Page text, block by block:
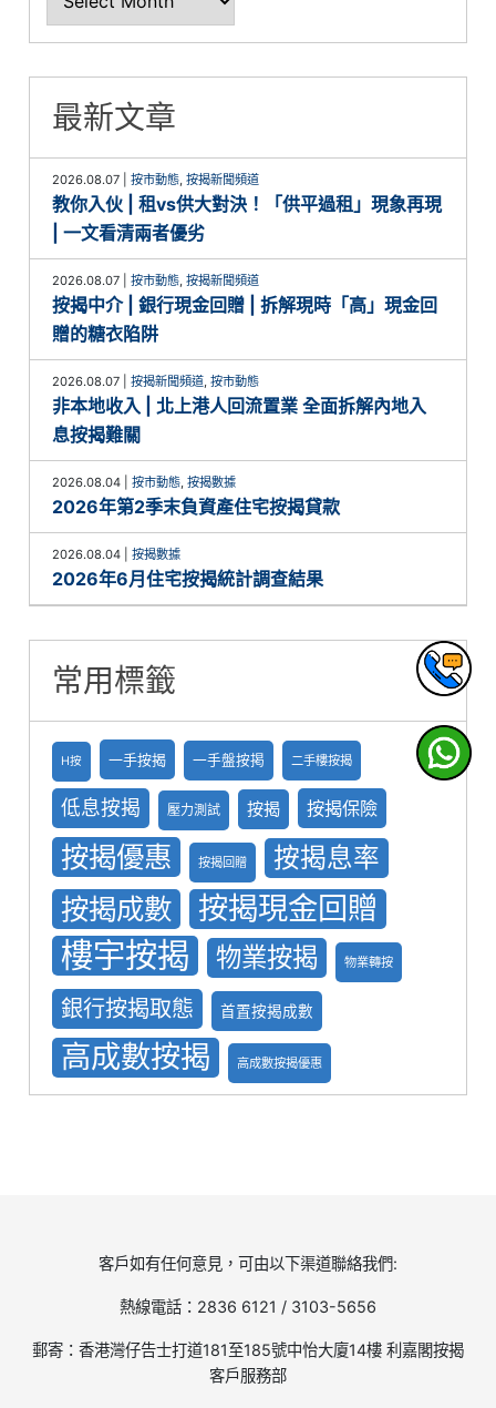
最新文章
2026.08.07 |按市動態,按揭新聞頻道
教你入伙 | 租vs供大對決！「供平過租」現象再現
| 一文看清兩者優劣
2026.08.07 |按市動態,按揭新聞頻道
按揭中介 | 銀行現金回贈 | 拆解現時「高」現金回
贈的糖衣陷阱
2026.08.07 |按揭新聞頻道,按市動態
非本地收入 | 北上港人回流置業 全面拆解內地入
息按揭難關
2026.08.04 |按市動態,按揭數據
2026年第2季末負資產住宅按揭貸款
2026.08.04 |按揭數據
2026年6月住宅按揭統計調查結果
常用標籤
H按 一手按揭 一手盤按掲 二手樓按揭
低息按揭 壓力測試 按揭 按揭保險
按揭優惠 按揭回贈 按揭息率
按揭成數 按揭現金回贈
樓宇按揭 物業按揭 物業轉按
銀行按揭取態 首置按揭成數
高成數按揭 高成數按揭優惠
客戶如有任何意見，可由以下渠道聯絡我們:
熱線電話：2836 6121 / 3103-5656
郵寄：香港灣仔告士打道181至185號中怡大廈14樓 利嘉閣按揭
客戶服務部